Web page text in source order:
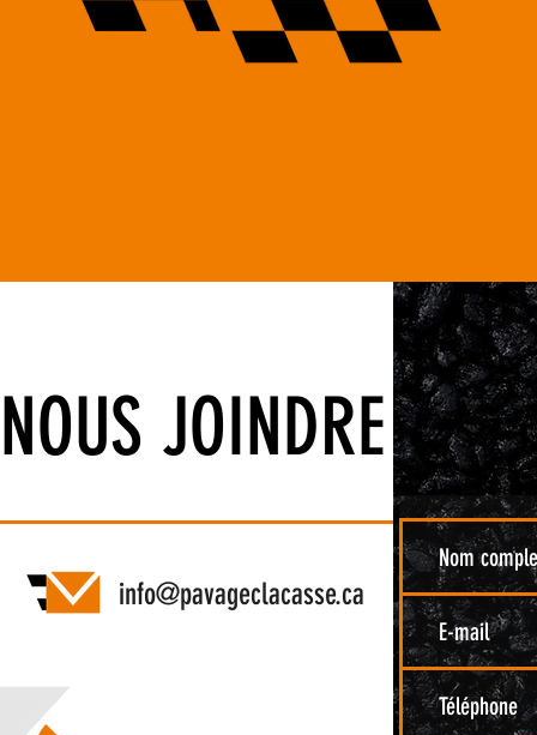
NOUS JOINDRE
info@pavageclacasse.ca